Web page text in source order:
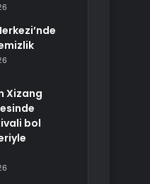
Xizang
bol